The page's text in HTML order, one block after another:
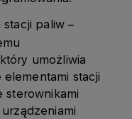
paliw –
umożliwia
stacji
sterownikami